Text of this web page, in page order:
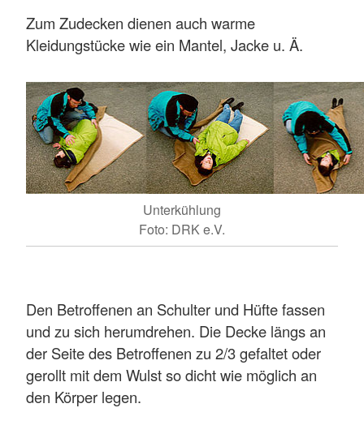
Zum Zudecken dienen auch warme
Kleidungstücke wie ein Mantel, Jacke u. Ä.
Unterkühlung
Foto: DRK e.V.
Den Betroffenen an Schulter und Hüfte fassen
und zu sich herumdrehen. Die Decke längs an
der Seite des Betroffenen zu 2/3 gefaltet oder
gerollt mit dem Wulst so dicht wie möglich an
den Körper legen.